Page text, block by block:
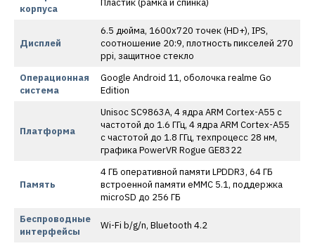
корпуса
Пластик (рамка и спинка)
Дисплей
6.5 дюйма, 1600х720 точек (HD+), IPS,
соотношение 20:9, плотность пикселей 270
ppi, защитное стекло
Операционная
система
Google Android 11, оболочка realme Go
Edition
Платформа
Unisoc SC9863A, 4 ядра ARM Cortex-A55 с
частотой до 1.6 ГГц, 4 ядра ARM Cortex-A55
с частотой до 1.8 ГГц, техпроцесс 28 нм,
графика PowerVR Rogue GE8322
Память
4 ГБ оперативной памяти LPDDR3, 64 ГБ
встроенной памяти eMMC 5.1, поддержка
microSD до 256 ГБ
Беспроводные
интерфейсы
Wi-Fi b/g/n, Bluetooth 4.2